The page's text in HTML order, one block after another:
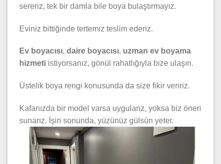
sereriz, tek bir damla bile boya bulaştırmayız.
Eviniz bittiğinde tertemiz teslim ederiz.
Ev boyacısı, daire boyacısı, uzman ev boyama
hizmeti istiyorsanız, gönül rahatlığıyla bize ulaşın.
Üstelik boya rengi konusunda da size fikir veririz.
Kafanızda bir model varsa uygularız, yoksa biz öneri
sunarız. İşin sonunda, yüzünüz gülsün yeter.